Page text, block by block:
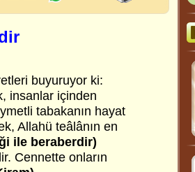
buyuruyor ki:
insanlar içinden
tabakanın hayat
Allahü teâlânın en
ile beraberdir)
Cennette onların